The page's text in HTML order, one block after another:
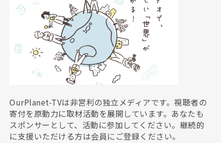
OurPlanet-TVは非営利の独立メディアです。視聴者の
寄付を原動力に取材活動を展開しています。あなたも
スポンサーとして、活動に参加してください。継続的
に支援いただける方は会員にご登録ください。